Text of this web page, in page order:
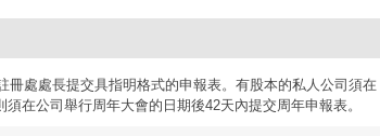
處處長提交具指明格式的申報表。有股本的私人公司須在
在公司舉行周年大會的日期後42天內提交周年申報表。